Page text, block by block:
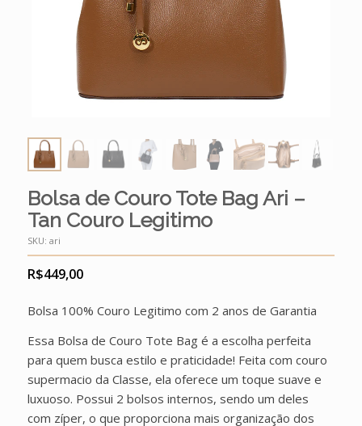
Bolsa de Couro Tote Bag Ari –
Tan Couro Legitimo
SKU: ari
R$449,00
Bolsa 100% Couro Legitimo com 2 anos de Garantia
Essa Bolsa de Couro Tote Bag é a escolha perfeita
para quem busca estilo e praticidade! Feita com couro
supermacio da Classe, ela oferece um toque suave e
luxuoso. Possui 2 bolsos internos, sendo um deles
com zíper, o que proporciona mais organização dos